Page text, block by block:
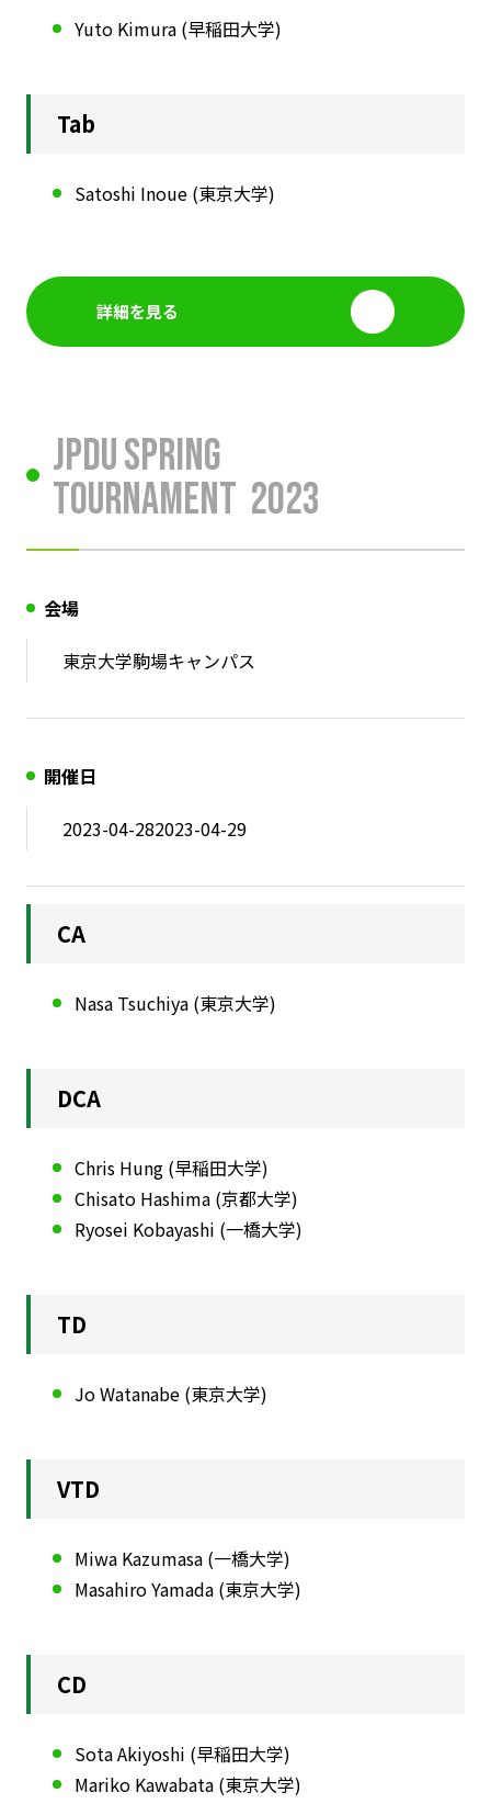
Yuto Kimura (早稲田大学)
Tab
Satoshi Inoue (東京大学)
詳細を見る
JPDU Spring
Tournament 2023
会場
東京大学駒場キャンパス
開催日
2023-04-282023-04-29
CA
Nasa Tsuchiya (東京大学)
DCA
Chris Hung (早稲田大学)
Chisato Hashima (京都大学)
Ryosei Kobayashi (一橋大学)
TD
Jo Watanabe (東京大学)
VTD
Miwa Kazumasa (一橋大学)
Masahiro Yamada (東京大学)
CD
Sota Akiyoshi (早稲田大学)
Mariko Kawabata (東京大学)